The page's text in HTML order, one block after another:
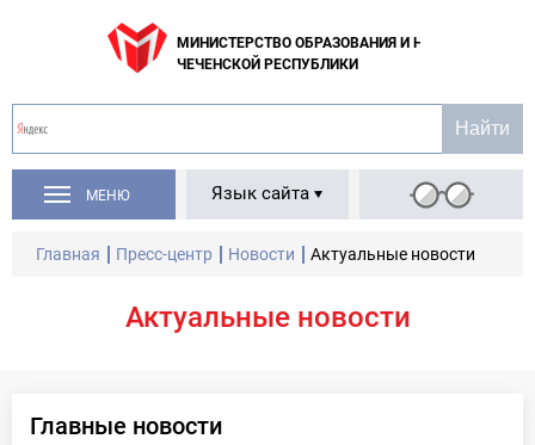
МИНИСТЕРСТВО ОБРАЗОВАНИЯ И НАУКИ
ЧЕЧЕНСКОЙ РЕСПУБЛИКИ
МЕНЮ Язык сайта
Главная Пресс-центр Новости Актуальные новости
Актуальные новости
Главные новости